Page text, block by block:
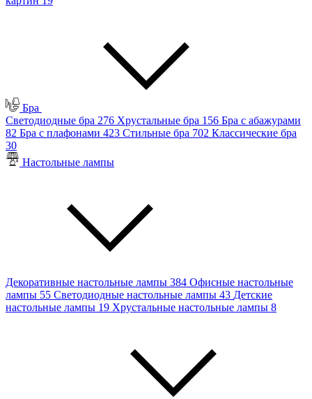
Бра
Светодиодные бра 276 Хрустальные бра 156 Бра с абажурами
82 Бра с плафонами 423 Стильные бра 702 Классические бра
30
Настольные лампы
Декоративные настольные лампы 384 Офисные настольные
лампы 55 Светодиодные настольные лампы 43 Детские
настольные лампы 19 Хрустальные настольные лампы 8